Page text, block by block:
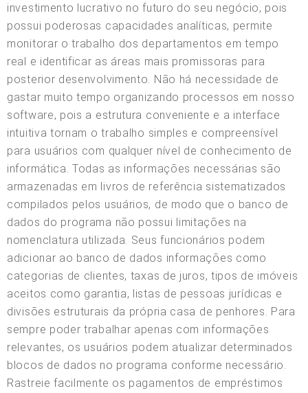
investimento lucrativo no futuro do seu negócio, pois
possui poderosas capacidades analíticas, permite
monitorar o trabalho dos departamentos em tempo
real e identificar as áreas mais promissoras para
posterior desenvolvimento. Não há necessidade de
gastar muito tempo organizando processos em nosso
software, pois a estrutura conveniente e a interface
intuitiva tornam o trabalho simples e compreensível
para usuários com qualquer nível de conhecimento de
informática. Todas as informações necessárias são
armazenadas em livros de referência sistematizados
compilados pelos usuários, de modo que o banco de
dados do programa não possui limitações na
nomenclatura utilizada. Seus funcionários podem
adicionar ao banco de dados informações como
categorias de clientes, taxas de juros, tipos de imóveis
aceitos como garantia, listas de pessoas jurídicas e
divisões estruturais da própria casa de penhores. Para
sempre poder trabalhar apenas com informações
relevantes, os usuários podem atualizar determinados
blocos de dados no programa conforme necessário.
Rastreie facilmente os pagamentos de empréstimos